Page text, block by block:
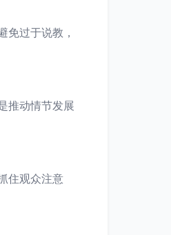
免过于说教，
推动情节发展
住观众注意